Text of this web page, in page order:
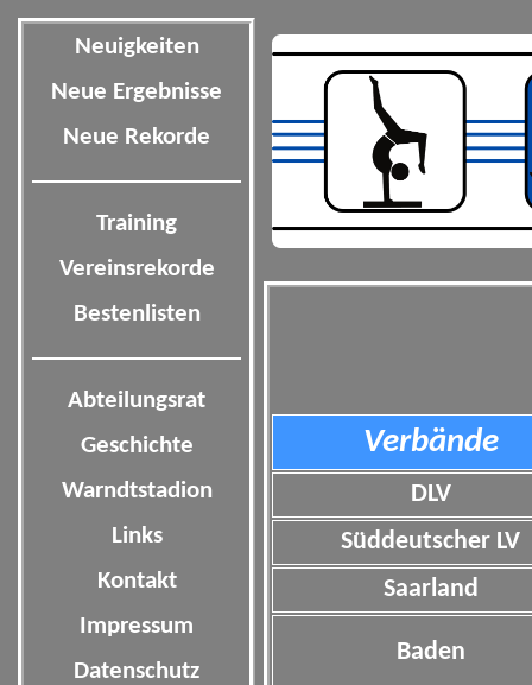
Neuigkeiten
Neue Ergebnisse
Neue Rekorde
Training
Vereinsrekorde
Bestenlisten
Abteilungsrat
Geschichte
Warndtstadion
Links
Kontakt
Impressum
Datenschutz
Verbände
DLV
Süddeutscher LV
Saarland
Baden